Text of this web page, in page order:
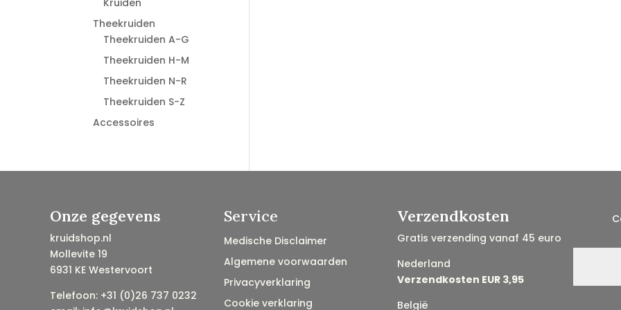
Kruiden
Theekruiden
Theekruiden A-G
Theekruiden H-M
Theekruiden N-R
Theekruiden S-Z
Accessoires
Onze gegevens
kruidshop.nl
Mollevite 19
6931 KE Westervoort
Telefoon: +31 (0)26 737 0232
Service
Medische Disclaimer
Algemene voorwaarden
Privacyverklaring
Cookie verklaring
Verzendkosten
Gratis verzending vanaf 45 euro
Nederland
Verzendkosten EUR 3,95
België